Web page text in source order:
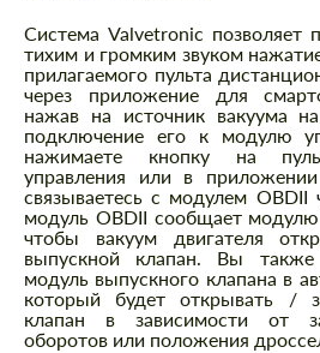
Система Valvetronic позволяет
тихим и громким звуком
прилагаемого пульта
через приложение для
нажав на источник вакуума
подключение его к модулю
нажимаете кнопку на
управления или в
связываетесь с модулем OBDII
модуль OBDII сообщает модулю
чтобы вакуум двигателя
выпускной клапан. Вы также
модуль выпускного клапана в
который будет открывать /
клапан в зависимости от
оборотов или положения